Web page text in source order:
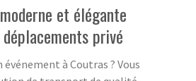
et élégante
privé
événement à Coutras ? Vous